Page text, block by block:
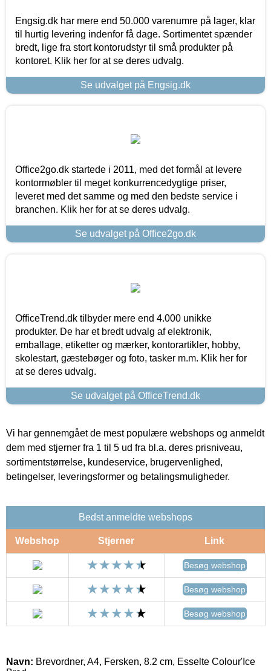
Engsig.dk har mere end 50.000 varenumre på lager, klar
til hurtig levering indenfor få dage. Sortimentet spænder
bredt, lige fra stort kontorudstyr til små produkter på
kontoret. Klik her for at se deres udvalg.
Se udvalget på Engsig.dk
Office2go.dk startede i 2011, med det formål at levere
kontormøbler til meget konkurrencedygtige priser,
leveret med det samme og med den bedste service i
branchen. Klik her for at se deres udvalg.
Se udvalget på Office2go.dk
OfficeTrend.dk tilbyder mere end 4.000 unikke
produkter. De har et bredt udvalg af elektronik,
emballage, etiketter og mærker, kontorartikler, hobby,
skolestart, gæstebøger og foto, tasker m.m. Klik her for
at se deres udvalg.
Se udvalget på OfficeTrend.dk
Vi har gennemgået de mest populære webshops og anmeldt
dem med stjerner fra 1 til 5 ud fra bl.a. deres prisniveau,
sortimentstørrelse, kundeservice, brugervenlighed,
betingelser, leveringsformer og betalingsmuligheder.
Bedst anmeldte webshops
Webshop Stjerner Link
Besøg webshop
Besøg webshop
Besøg webshop
Navn: Brevordner, A4, Fersken, 8.2 cm, Esselte Colour'Ice